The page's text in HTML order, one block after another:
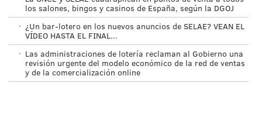
los salones, bingos y casinos de España, según la DGOJ
· ¿Un bar-lotero en los nuevos anuncios de SELAE? VEAN EL
VÍDEO HASTA EL FINAL...
· Las administraciones de lotería reclaman al Gobierno una
revisión urgente del modelo económico de la red de ventas
y de la comercialización online